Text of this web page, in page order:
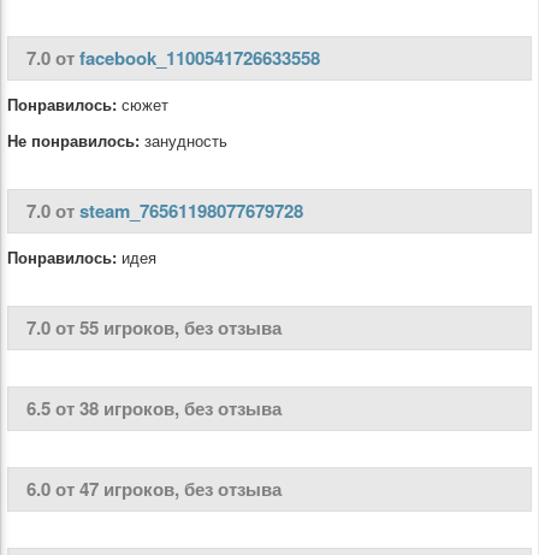
7.0 отfacebook_1100541726633558
Понравилось: сюжет
Не понравилось: занудность
7.0 отsteam_76561198077679728
Понравилось: идея
7.0 от 55 игроков, без отзыва
6.5 от 38 игроков, без отзыва
6.0 от 47 игроков, без отзыва